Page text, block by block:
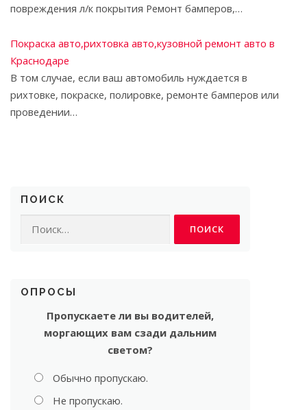
повреждения л/к покрытия Ремонт бамперов,…
Покраска авто,рихтовка авто,кузовной ремонт авто в
Краснодаре
В том случае, если ваш автомобиль нуждается в
рихтовке, покраске, полировке, ремонте бамперов или
проведении…
ПОИСК
ОПРОСЫ
Пропускаете ли вы водителей,
моргающих вам сзади дальним
светом?
Обычно пропускаю.
Не пропускаю.